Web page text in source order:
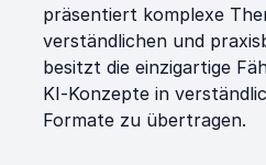
präsentiert komplexe
verständlichen und
besitzt die einzigartige
KI-Konzepte in
Formate zu übertragen.